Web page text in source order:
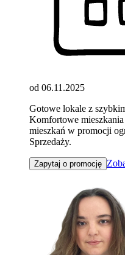
od 06.11.2025
Gotowe lokale z
Komfortowe
mieszkań w promocji
Sprzedaży.
Zapytaj o promocję